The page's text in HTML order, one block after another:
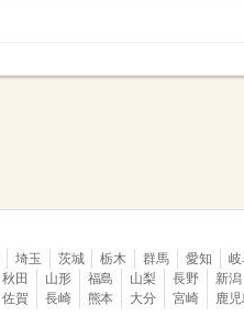
埼玉 茨城 栃木 群馬 愛知
秋田 山形 福島 山梨 長野 新潟
佐賀 長崎 熊本 大分 宮崎 鹿児